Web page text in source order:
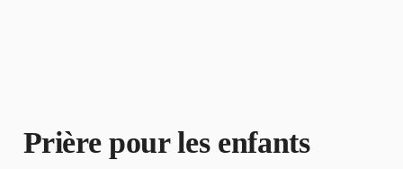
Prière pour les enfants